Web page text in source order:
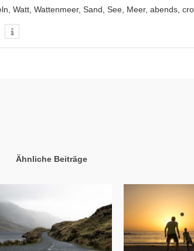
Watt, Wattenmeer, Sand, See, Meer, abends,
Ähnliche Beiträge